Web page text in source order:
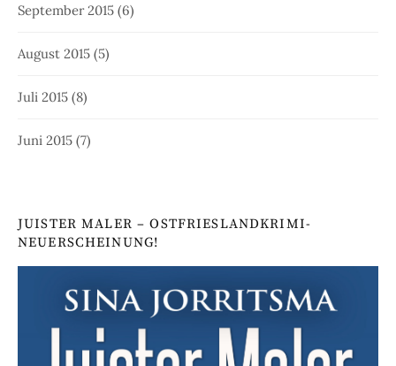
September 2015 (6)
August 2015 (5)
Juli 2015 (8)
Juni 2015 (7)
JUISTER MALER – OSTFRIESLANDKRIMI-
NEUERSCHEINUNG!